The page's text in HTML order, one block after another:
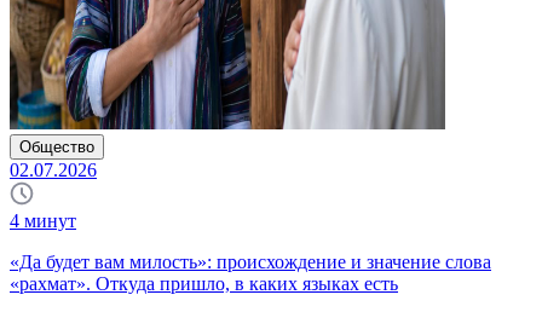
Общество
02.07.2026
4 минут
«Да будет вам милость»: происхождение и значение слова
«рахмат». Откуда пришло, в каких языках есть